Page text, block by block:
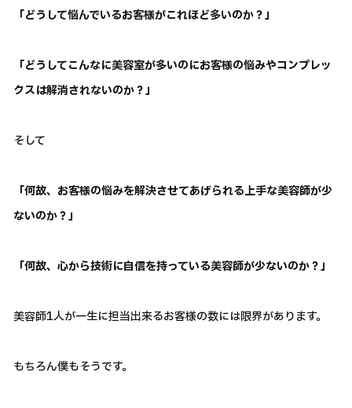
「どうして悩んでいるお客様がこれほど多いのか？」
「どうしてこんなに美容室が多いのにお客様の悩みやコンプレッ
クスは解消されないのか？」
そして
「何故、お客様の悩みを解決させてあげられる上手な美容師が少
ないのか？」
「何故、心から技術に自信を持っている美容師が少ないのか？」
美容師1人が一生に担当出来るお客様の数には限界があります。
もちろん僕もそうです。